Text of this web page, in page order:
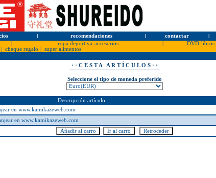
l recomendaciones l contactar l
ropa deportiva-accesorios DVD-libros
cheque regalo
super alimentos
· · C E S T A A R T Í C U L O S · ·
Seleccione el tipo de moneda preferido
Descripción artículo
en www.kamikazeweb.com
en www.kamikazeweb.com